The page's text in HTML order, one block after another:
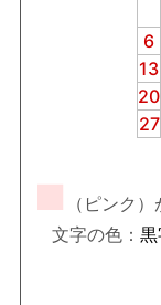
6
13
20
27
■
（ピンク
文字の色：